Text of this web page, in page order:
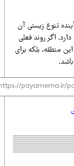
زیستی آن
روند فعلی
بلکه برای